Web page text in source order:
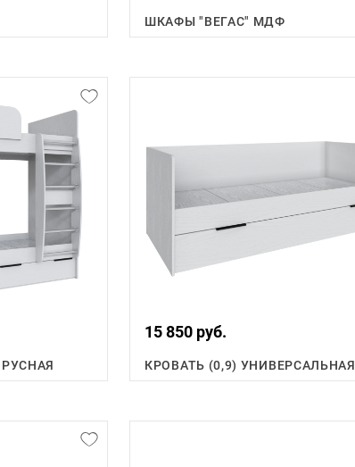
ШКАФЫ "ВЕГАС" МДФ
15 850 руб.
КРОВАТЬ (0,9) УНИВЕРСАЛЬНАЯ